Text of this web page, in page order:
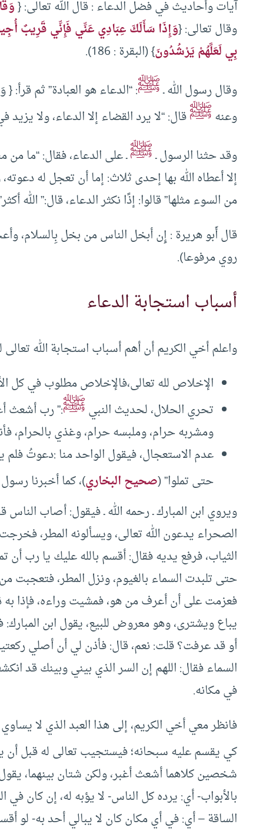
آيات وأحاديث في فضل الدعاء : قال الله تعالى: {
وقال تعالى: {وَإِذَا سَأَلَكَ عِبَادِي عَنِّي فَإِنِّي قَرِيبٌ
بِي لَعَلَّهُمْ يَرْشُدُونَ} (البقرة : 186).
وقال رسول الله ـﷺ: “الدعاء هو العبادة” ثم
وعنهﷺقال: “لا يرد القضاء إلا الدعاء، ولا يزيد
وقد حثنا الرسول ـﷺـ على الدعاء، فقال: “ما
إلا أعطاه الله بها إحدى ثلاث: إما أن تعجل له
من السوء مثلها” قالوا: إذًا نكثر الدعاء، قال:”
قال أَبو هريرة : إِن أبخل الناس من بخل بِالسلام،
روي مرفوعا).
أسباب استجابة الدعاء
واعلم أخي الكريم أن أهم أسباب استجابة الله تعالى
الإخلاص لله تعالى،فالإخلاص مطلوب في كل
تحري الحلال، لحديث النبيﷺ:” رب أشعث
ومشربه حرام، وملبسه حرام، وغذي بالحرام،
عدم الاستعجال، فيقول الواحد منا :دعوتُ فلم
حتى تملوا” (صحيح البخاري)، كما أخبرنا رسول
ويروي ابن المبارك ـ رحمه الله ـ فيقول: أصاب
الصحراء يدعون الله تعالى، ويسألونه المطر،
الثياب، فرفع يديه فقال: أقسم بالله عليك يا رب أن
حتى تلبدت السماء بالغيوم، ونزل المطر، فتعجبت
فعزمت على أن أعرف من هو، فمشيت وراءه، فإذا
يباع ويشترى، وهو معروض للبيع، يقول ابن
أو قد عرفت؟ قلت: نعم، قال: فأذن لي أن أصلي
السماء فقال: اللهم إن السر الذي بيني وبينك قد
في مكانه.
فانظر معي أخي الكريم، إلى هذا العبد الذي لا
كي يقسم عليه سبحانه؛ فيستجيب تعالى له قبل أن
شخصين كلاهما أشعث أغبر، ولكن شتان بينهما،
بالأبواب- أي: يرده كل الناس- لا يؤبه له، إن كان
الساقة – أي: في أي مكان كان لا يبالي أحد به- لو